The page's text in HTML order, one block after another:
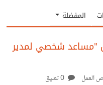
المفضلة
"مساعد شخصي لمدير
العمل